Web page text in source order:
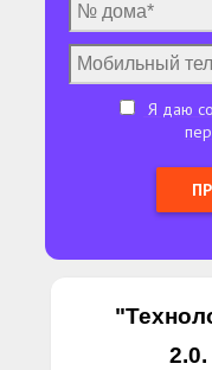
Я даю
2.0.